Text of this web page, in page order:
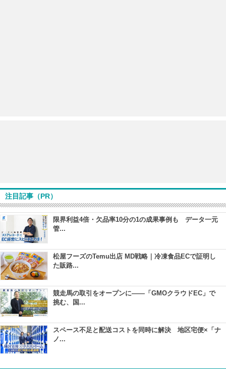
注目記事（PR）
限界利益4倍・欠品率10分の1の成果事例も データ一元
管...
松屋フーズのTemu出店 MD戦略｜冷凍食品ECで証明し
た販路...
競走馬の取引をオープンに――「GMOクラウドEC」で
挑む、国...
スペース不足と配送コストを同時に解決 地区宅便×「ナ
ノ...